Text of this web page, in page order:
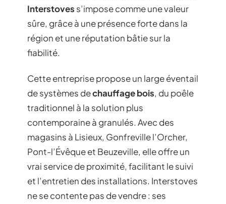
Interstoves s’impose comme une valeur
sûre, grâce à une présence forte dans la
région et une réputation bâtie sur la
fiabilité.
Cette entreprise propose un large éventail
de systèmes dechauffage bois, du poêle
traditionnel à la solution plus
contemporaine à granulés. Avec des
magasins à Lisieux, Gonfreville l’Orcher,
Pont-l’Évêque et Beuzeville, elle offre un
vrai service de proximité, facilitant le suivi
et l’entretien des installations. Interstoves
ne se contente pas de vendre : ses